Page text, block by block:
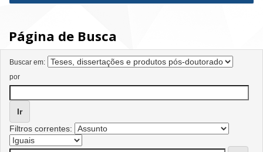
Página de Busca
Buscar em:
por
Filtros correntes: